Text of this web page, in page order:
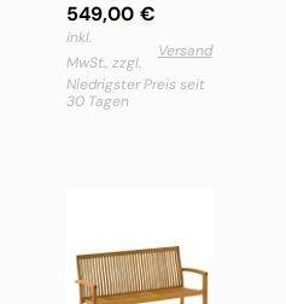
549,00 €
inkl.
MwSt., zzgl.
Versand
Niedrigster Preis seit
30 Tagen